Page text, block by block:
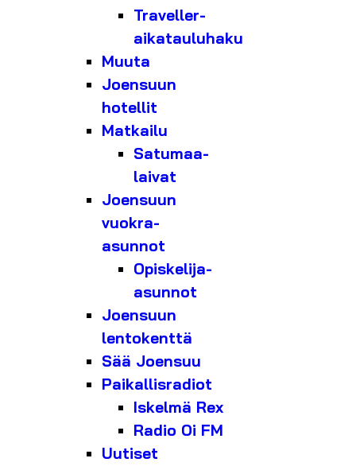
Traveller-
aikatauluhaku
Muuta
Joensuun
hotellit
Matkailu
Satumaa-
laivat
Joensuun
vuokra-
asunnot
Opiskelija-
asunnot
Joensuun
lentokenttä
Sää Joensuu
Paikallisradiot
Iskelmä Rex
Radio Oi FM
Uutiset